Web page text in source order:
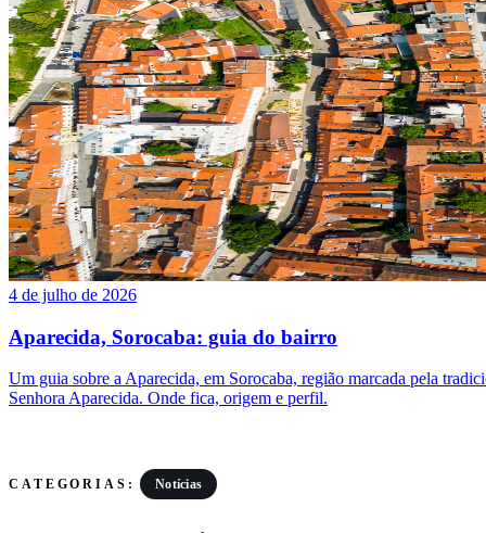
4 de julho de 2026
Aparecida, Sorocaba: guia do bairro
Um guia sobre a Aparecida, em Sorocaba, região marcada pela
Senhora Aparecida. Onde fica, origem e perfil.
CATEGORIAS: Notícias